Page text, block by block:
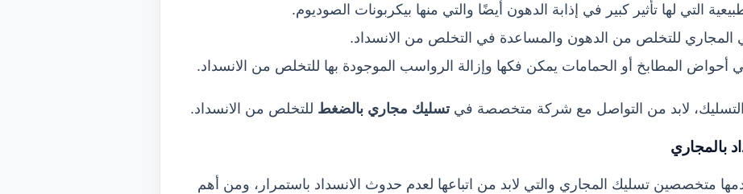
التي لها تأثير كبير في إذابة الدهون أيضًا والتي منها بيكربونات الصوديوم.
المجاري للتخلص من الدهون والمساعدة في التخلص من الانسداد.
أحواض المطابخ أو الحمامات يمكن فكها وإزالة الرواسب الموجودة بها للتخلص من الانسداد.
لابد من التواصل مع شركة متخصصة فيتسليك مجاري بالضغط للتخلص من الانسداد.
بالمجاري
متخصصين تسليك المجاري والتي لابد من اتباعها لعدم حدوث الانسداد باستمرار، ومن أهم